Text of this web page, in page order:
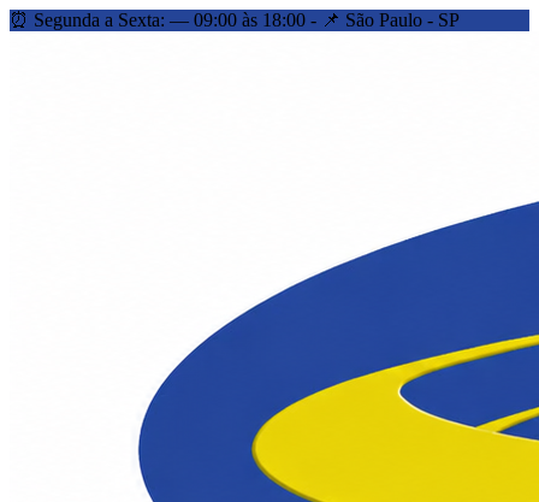
⏰ Segunda a Sexta: — 09:00 às 18:00 - 📌 São Paulo - SP